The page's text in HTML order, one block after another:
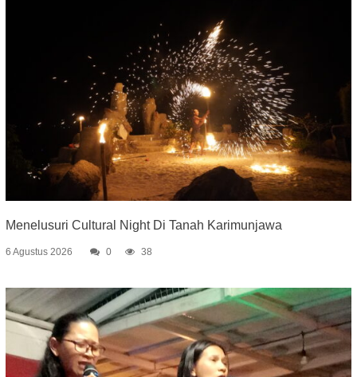
Menelusuri Cultural Night Di Tanah Karimunjawa
6 Agustus 2026 0 38